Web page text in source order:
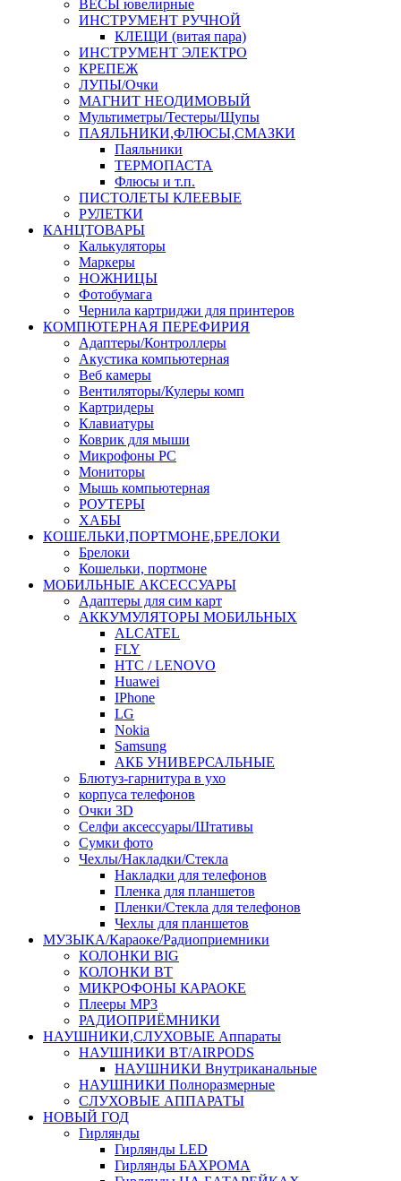
ВЕСЫ ювелирные
ИНСТРУМЕНТ РУЧНОЙ
КЛЕЩИ (витая пара)
ИНСТРУМЕНТ ЭЛЕКТРО
КРЕПЕЖ
ЛУПЫ/Очки
МАГНИТ НЕОДИМОВЫЙ
Мультиметры/Тестеры/Щупы
ПАЯЛЬНИКИ,ФЛЮСЫ,СМАЗКИ
Паяльники
ТЕРМОПАСТА
Флюсы и т.п.
ПИСТОЛЕТЫ КЛЕЕВЫЕ
РУЛЕТКИ
КАНЦТОВАРЫ
Калькуляторы
Маркеры
НОЖНИЦЫ
Фотобумага
Чернила картриджи для принтеров
КОМПЮТЕРНАЯ ПЕРЕФИРИЯ
Адаптеры/Контроллеры
Акустика компьютерная
Веб камеры
Вентиляторы/Кулеры комп
Картридеры
Клавиатуры
Коврик для мыши
Микрофоны PC
Мониторы
Мышь компьютерная
РОУТЕРЫ
ХАБЫ
КОШЕЛЬКИ,ПОРТМОНЕ,БРЕЛОКИ
Брелоки
Кошельки, портмоне
МОБИЛЬНЫЕ АКСЕССУАРЫ
Адаптеры для сим карт
АККУМУЛЯТОРЫ МОБИЛЬНЫХ
ALCATEL
FLY
HTC / LENOVO
Huawei
IPhone
LG
Nokia
Samsung
АКБ УНИВЕРСАЛЬНЫЕ
Блютуз-гарнитура в ухо
корпуса телефонов
Очки 3D
Селфи аксессуары/Штативы
Сумки фото
Чехлы/Накладки/Стекла
Накладки для телефонов
Пленка для планшетов
Пленки/Стекла для телефонов
Чехлы для планшетов
МУЗЫКА/Караоке/Радиоприемники
КОЛОНКИ BIG
КОЛОНКИ BT
МИКРОФОНЫ КАРАОКЕ
Плееры MP3
РАДИОПРИЁМНИКИ
НАУШНИКИ,СЛУХОВЫЕ Аппараты
НАУШНИКИ BT/AIRPODS
НАУШНИКИ Внутриканальные
НАУШНИКИ Полноразмерные
СЛУХОВЫЕ АППАРАТЫ
НОВЫЙ ГОД
Гирлянды
Гирлянды LED
Гирлянды БАХРОМА